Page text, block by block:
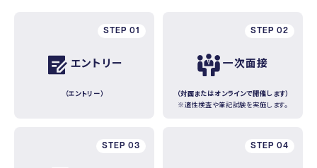
STEP 01
エントリー
（エントリー）
STEP 02
一次面接
（対面またはオンラインで開催します）
※適性検査や筆記試験を実施します。
STEP 03 STEP 04